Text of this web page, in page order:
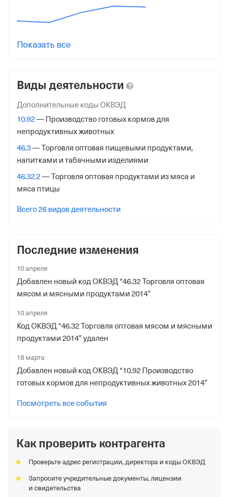
Дата регистрации
Внебюджетные фонды
Дата регистрации
Отделение Фонда Пенсионного и Социального
Страхования Российской Федерации по гор. Москве и
Московской обл.
Регистрационный номер ФссРФ
1079370035
Дата регистрации
Наименование территориального органа
Отделение Фонда Пенсионного и Социального
Московской обл.
Показать все
Виды деятельности
Дополнительные коды ОКВЭД
10.92— Производство готовых кормов для
непродуктивных животных
46.3— Торговля оптовая пищевыми продуктами,
напитками и табачными изделиями
46.32.2— Торговля оптовая продуктами из мяса и
мяса птицы
Всего 26 видов деятельности
Последние изменения
10 апреля
Добавлен новый код ОКВЭД “46.32 Торговля оптовая
мясом и мясными продуктами 2014”
10 апреля
Код ОКВЭД “46.32 Торговля оптовая мясом и мясными
продуктами 2014” удален
18 марта
Добавлен новый код ОКВЭД “10.92 Производство
готовых кормов для непродуктивных животных 2014”
Посмотреть все события
Как проверить контрагента
Проверьте адрес регистрации, директора и коды ОКВЭД
Запросите учредительные документы, лицензии
и свидетельства